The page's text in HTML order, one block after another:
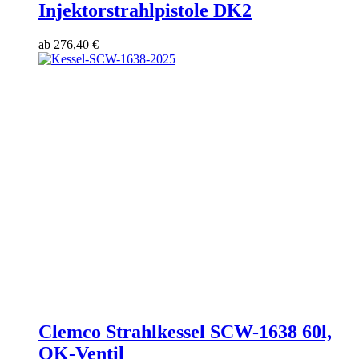
Injektorstrahlpistole DK2
ab 276,40 €
Clemco Strahlkessel SCW-1638 60l,
QK-Ventil